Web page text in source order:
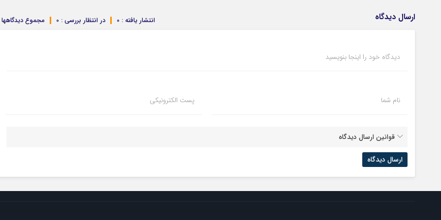
ارسال دیدگاه مجموع دیدگاهها در انتظار بررسی : 0 انتشار یافته : 0
دیدگاه خود را اینجا بنویسید
نام شما پست الکترونیکی
قوانین ارسال دیدگاه